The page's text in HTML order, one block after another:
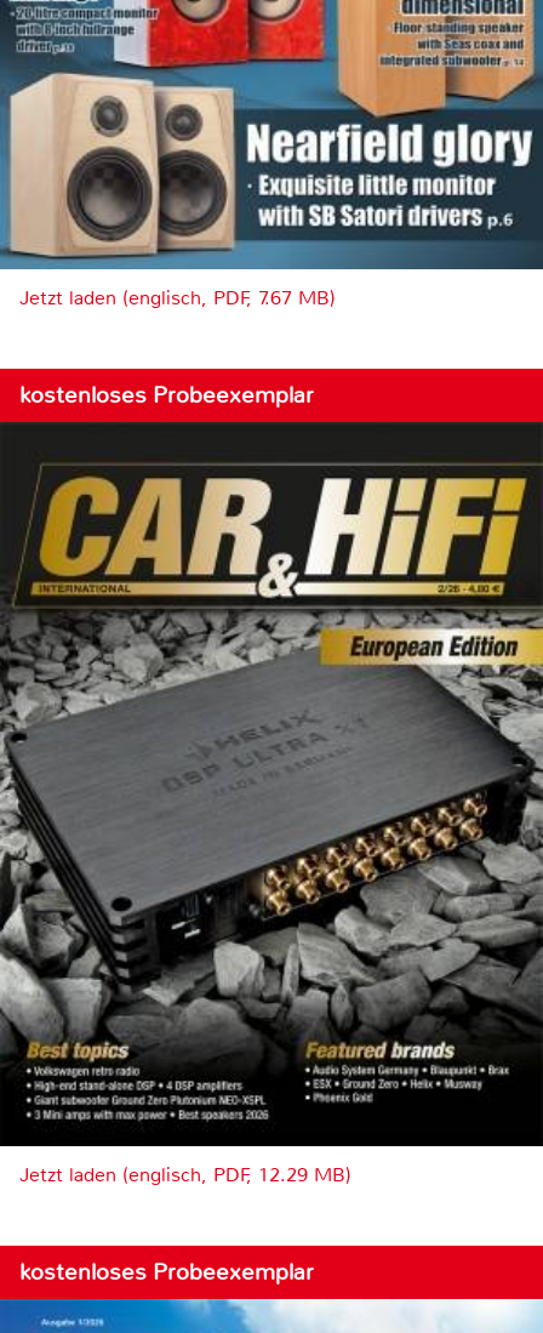
Jetzt laden (englisch, PDF, 7.67 MB)
kostenloses Probeexemplar
Jetzt laden (englisch, PDF, 12.29 MB)
kostenloses Probeexemplar